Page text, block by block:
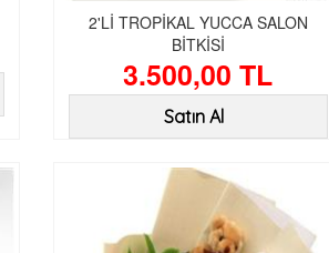
2'Lİ TROPİKAL YUCCA SALON
BİTKİSİ
3.500,00 TL
Satın Al